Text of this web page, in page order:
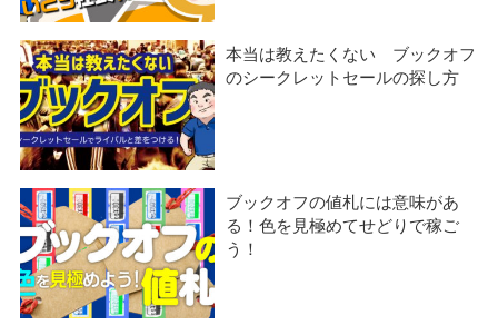
本当は教えたくない ブックオフ
のシークレットセールの探し方
ブックオフの値札には意味があ
る！色を見極めてせどりで稼ご
う！